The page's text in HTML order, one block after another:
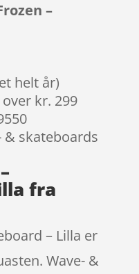
–
helt år)
kr. 299
& skateboards
fra
– Lilla er
Wave- &